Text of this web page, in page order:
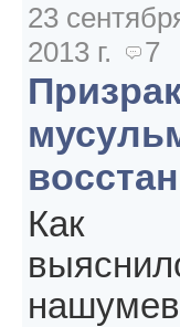
23
2013 г.
7
Как